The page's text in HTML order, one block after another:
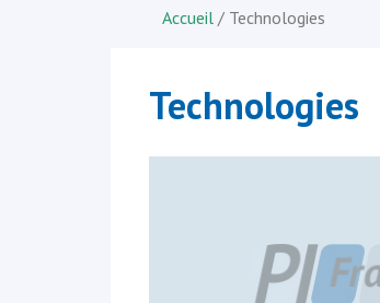
Accueil / Technologies
Technologies